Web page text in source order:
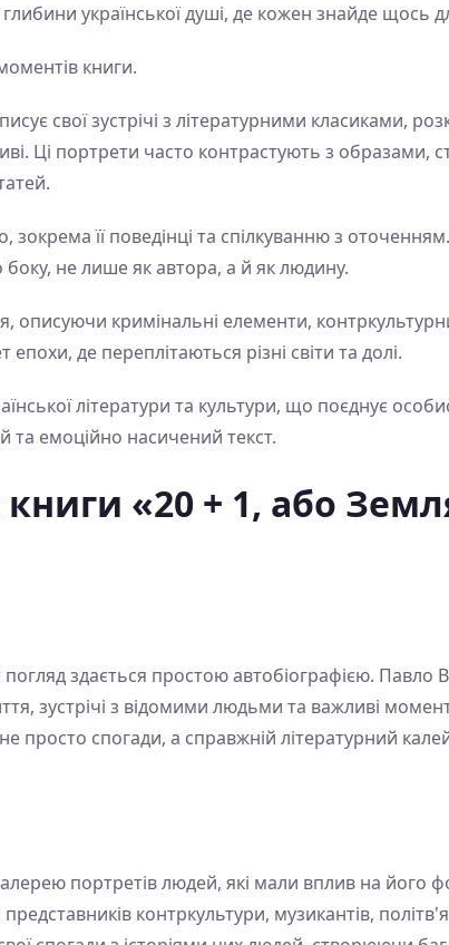
української душі, де кожен знайде щось
книги.
свої зустрічі з літературними класиками,
Ці портрети часто контрастують з
її поведінці та спілкуванню з оточенням.
не лише як автора, а й як людину.
кримінальні елементи,
де переплітаються різні світи та долі.
літератури та культури, що поєднує
та емоційно насичений текст.
«20 + 1, або
здається простою автобіографією. Павло
зустрічі з відомими людьми та важливі
спогади, а справжній літературний
портретів людей, які мали вплив на його
контркультури, музикантів,